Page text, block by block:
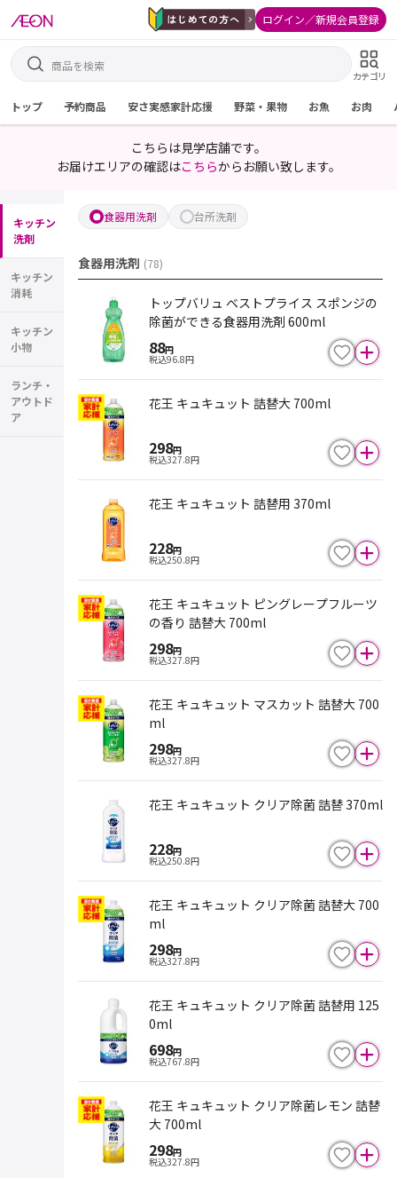
ログイン／新規会員登録
カテゴリ
トップ 予約商品 安さ実感家計応援 野菜・果物 お魚 お肉
こちらは見学店舗です。
お届けエリアの確認はこちらからお願い致します。
キッチン
洗剤
キッチン
消耗
キッチン
小物
ランチ・
アウトド
ア
食器用洗剤 台所洗剤
食器用洗剤 (78)
トップバリュ ベストプライス スポンジの
除菌ができる食器用洗剤 600ml
88円
税込96.8円
花王 キュキュット 詰替大 700ml
298円
税込327.8円
花王 キュキュット 詰替用 370ml
228円
税込250.8円
花王 キュキュット ピングレープフルーツ
の香り 詰替大 700ml
298円
税込327.8円
花王 キュキュット マスカット 詰替大 700
ml
298円
税込327.8円
花王 キュキュット クリア除菌 詰替 370ml
228円
税込250.8円
花王 キュキュット クリア除菌 詰替大 700
ml
298円
税込327.8円
花王 キュキュット クリア除菌 詰替用 125
0ml
698円
税込767.8円
花王 キュキュット クリア除菌レモン 詰替
大 700ml
298円
税込327.8円